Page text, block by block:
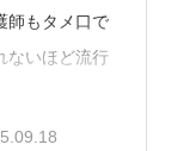
師もタメ口で
ないほど流行
を予め電話
いで発注で